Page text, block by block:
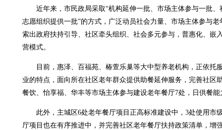
近年来，市民政局采取“机构延伸一批、市场主体参与一批
志愿组织提供一批”的方式，广泛动员社会力量、市场主体参与
索出政府扶持引导、社区牵头组织、社会多元参与，普惠化、嵌
营模式。
目前，惠泽、百福苑、椿萱乐巢等大中型养老机构，正依托
业的特点，面向所在社区老年群众提供助餐延伸服务，完善社区
餐饮、怡享福、华丰等市场主体参与建设老年餐厅7处，日供餐能
此外，主城区6处老年餐厅项目正高标准建设中，3处使用市
厅项目也在有序推进中，并完善社区老年餐厅扶持政策清单，增